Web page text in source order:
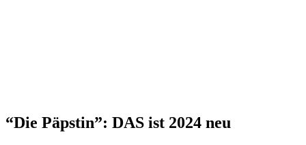
“Die Päpstin”: DAS ist 2024 neu